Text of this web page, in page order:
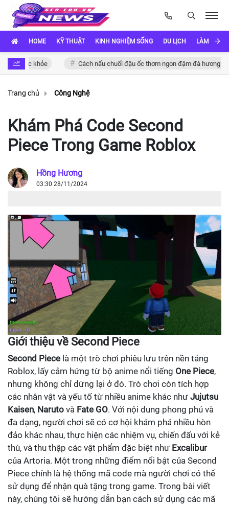
HOME KỸ THUẬT KINH NGHIỆM SỐNG DU LỊCH LÀM ĐẸP
khỏe Cách nấu chuối đậu ốc thơm ngon đậm đà hương vị Việt
Trang chủ Công Nghệ
Khám Phá Code Second
Piece Trong Game Roblox
Hồng Hương
03:30 28/11/2024
Giới thiệu về Second Piece
Second Piece là một trò chơi phiêu lưu trên nền tảng
Roblox, lấy cảm hứng từ bộ anime nổi tiếng One Piece,
nhưng không chỉ dừng lại ở đó. Trò chơi còn tích hợp
các nhân vật và yếu tố từ nhiều anime khác như Jujutsu
Kaisen, Naruto và Fate GO. Với nội dung phong phú và
đa dạng, người chơi sẽ có cơ hội khám phá nhiều hòn
đảo khác nhau, thực hiện các nhiệm vụ, chiến đấu với kẻ
thù, và thu thập các vật phẩm đặc biệt như Excalibur
của Artoria. Một trong những điểm nổi bật của Second
Piece chính là hệ thống mã code mà người chơi có thể
sử dụng để nhận quà tặng trong game. Trong bài viết
này, chúng tôi sẽ hướng dẫn bạn cách sử dụng các mã